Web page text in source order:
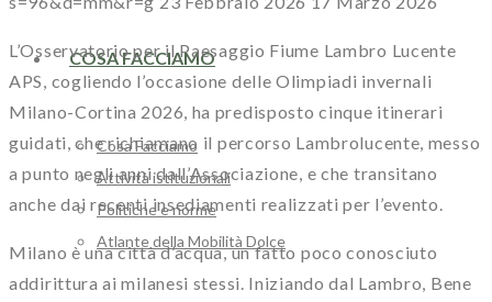
COSA FACCIAMO
Cosa Facciamo
Attività istituzionali
Politiche e norme
Atlante della Mobilità Dolce
L’Osservatorio per il Paesaggio Fiume Lambro Lucente
APS, cogliendo l’occasione delle Olimpiadi invernali
Milano-Cortina 2026, ha predisposto cinque itinerari
guidati, che richiamano il percorso Lambrolucente, messo
a punto negli anni dall’Associazione, e che transitano
anche dai recenti insediamenti realizzati per l’evento.
Milano è una città d’acqua, un fatto poco conosciuto
addirittura ai milanesi stessi. Iniziando dal Lambro, Bene